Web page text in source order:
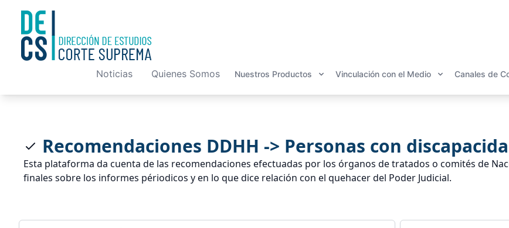
Noticias Quienes Somos Nuestros Productos Vinculación con el Medio Canales de
Recomendaciones DDHH -> Personas con
Esta plataforma da cuenta de las recomendaciones efectuadas por los órganos de tratados o comités de
finales sobre los informes périodicos y en lo que dice relación con el quehacer del Poder Judicial.